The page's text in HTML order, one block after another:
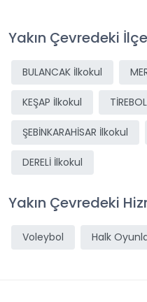
Yakın Çevredeki
BULANCAK İlkokul
KEŞAP İlkokul
ŞEBİNKARAHİSAR İlkokul
DERELİ İlkokul
Yakın Çevredeki
Voleybol Halk